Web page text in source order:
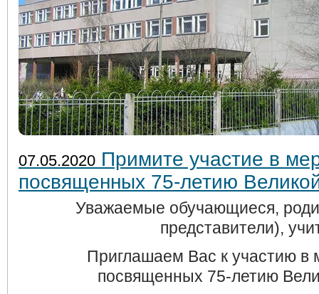
07.05.2020 Примите участие в
посвященных 75-летию
Уважаемые обучающиеся,
представители),
Приглашаем Вас к участию в
посвященных 75-летию